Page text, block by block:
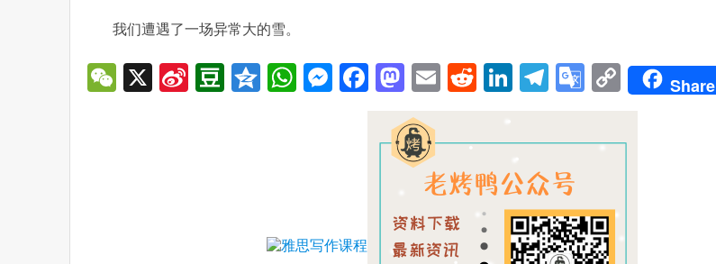
我们遭遇了一场异常大的雪。
WeChat
X
SinaDouban
QzoneWhatsApp
Messenger
Facebook
Mastodon
EmailRedditLinkedIn
Telegram
Google
CopyShare